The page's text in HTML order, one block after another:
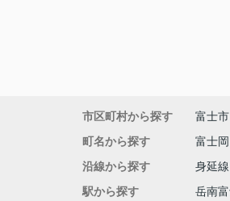
市区町村から探す 富士市
町名から探す
富士岡
沿線から探す
身延線
駅から探す
岳南